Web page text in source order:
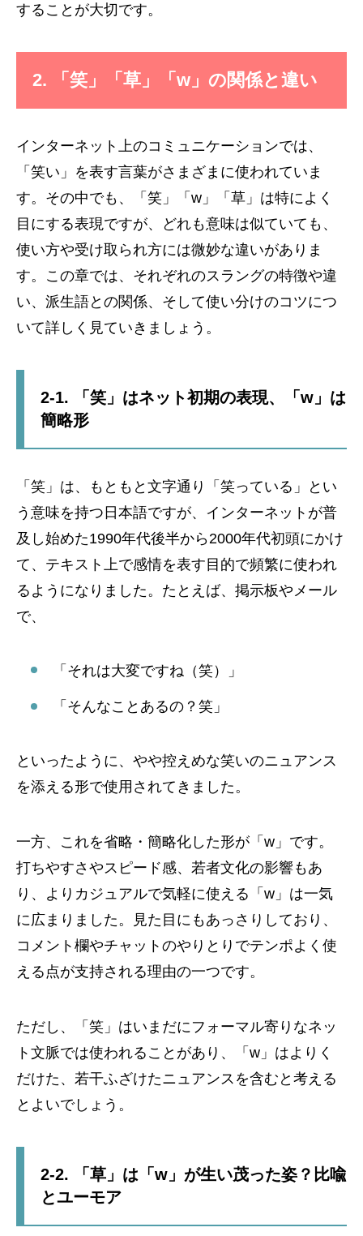
することが大切です。
2. 「笑」「草」「w」の関係と違い
インターネット上のコミュニケーションでは、
「笑い」を表す言葉がさまざまに使われていま
す。その中でも、「笑」「w」「草」は特によく
目にする表現ですが、どれも意味は似ていても、
使い方や受け取られ方には微妙な違いがありま
す。この章では、それぞれのスラングの特徴や違
い、派生語との関係、そして使い分けのコツにつ
いて詳しく見ていきましょう。
2-1. 「笑」はネット初期の表現、「w」は
簡略形
「笑」は、もともと文字通り「笑っている」とい
う意味を持つ日本語ですが、インターネットが普
及し始めた1990年代後半から2000年代初頭にかけ
て、テキスト上で感情を表す目的で頻繁に使われ
るようになりました。たとえば、掲示板やメール
で、
「それは大変ですね（笑）」
「そんなことあるの？笑」
といったように、やや控えめな笑いのニュアンス
を添える形で使用されてきました。
一方、これを省略・簡略化した形が「w」です。
打ちやすさやスピード感、若者文化の影響もあ
り、よりカジュアルで気軽に使える「w」は一気
に広まりました。見た目にもあっさりしており、
コメント欄やチャットのやりとりでテンポよく使
える点が支持される理由の一つです。
ただし、「笑」はいまだにフォーマル寄りなネッ
ト文脈では使われることがあり、「w」はよりく
だけた、若干ふざけたニュアンスを含むと考える
とよいでしょう。
2-2. 「草」は「w」が生い茂った姿？比喩
とユーモア